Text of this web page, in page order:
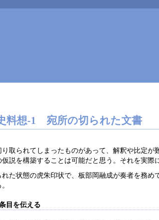
料想-1 宛所の切られた文書
取られてしまったものがあって、解釈や比定
説を構築することは可能だと思う。それを実際
れた状態の虎朱印状で、板部岡融成が奏者を務
目を伝える